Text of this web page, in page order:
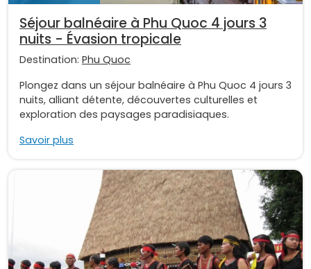
Séjour balnéaire à Phu Quoc 4 jours 3
nuits - Évasion tropicale
Destination: Phu Quoc
Plongez dans un séjour balnéaire à Phu Quoc 4 jours 3
nuits, alliant détente, découvertes culturelles et
exploration des paysages paradisiaques.
Savoir plus